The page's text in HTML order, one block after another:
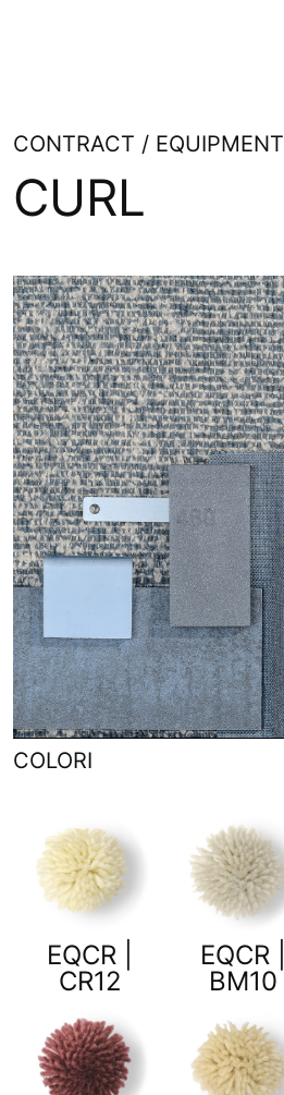
CONTRACT / EQUIPMENT
CURL
COLORI
EQCR |
CR12
EQCR |
BM10